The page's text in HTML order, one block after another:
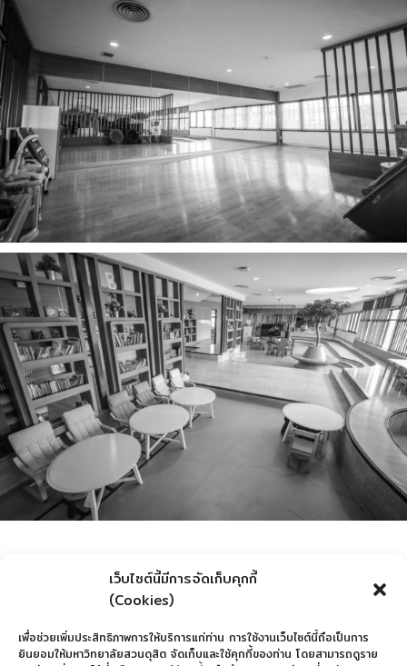
เว็บไซต์นี้มีการจัดเก็บคุกกี้
(Cookies)
เพื่อช่วยเพิ่มประสิทธิภาพการให้บริการแก่ท่าน การใช้งานเว็บไซต์นี้ถือเป็นการ
ยินยอมให้มหาวิทยาลัยสวนดุสิต จัดเก็บและใช้คุกกี้ของท่าน โดยสามารถดูราย